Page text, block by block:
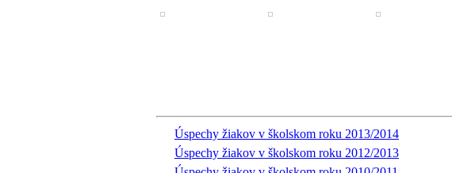
Úspechy žiakov v školskom roku 2013/2014
Úspechy žiakov v školskom roku 2012/2013